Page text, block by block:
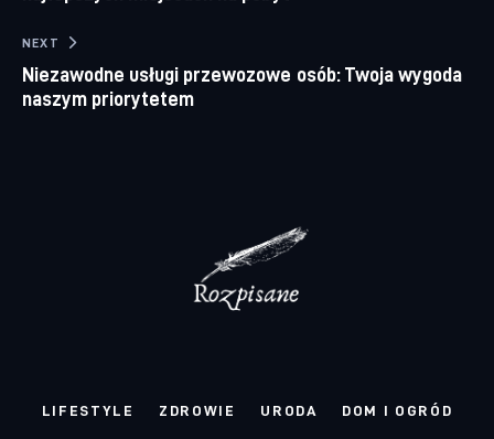
NEXT
Niezawodne usługi przewozowe osób: Twoja wygoda
naszym priorytetem
LIFESTYLE ZDROWIE URODA DOM I OGRÓD